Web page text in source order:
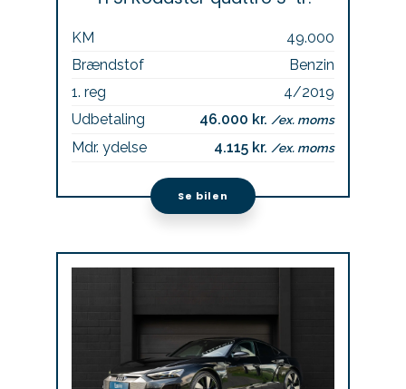
KM
49.000
Brændstof
Benzin
1. reg
4/2019
Udbetaling
46.000 kr./ex. moms
Mdr. ydelse 4.115 kr./ex. moms
Se bilen